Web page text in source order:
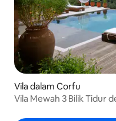
Vila dalam Corfu
Vila Mewah 3 Bilik Tidur